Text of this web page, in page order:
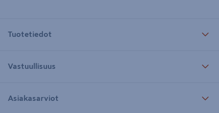
Tuotetiedot
Vastuullisuus
Asiakasarviot